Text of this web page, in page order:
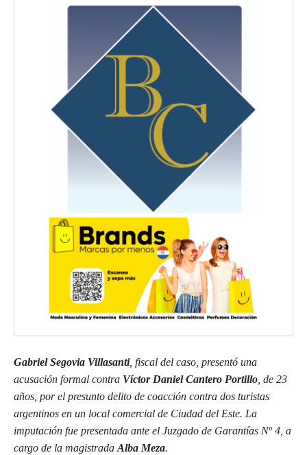
Gabriel Segovia Villasanti, fiscal del caso, presentó una
acusación formal contra Víctor Daniel Cantero Portillo, de 23
años, por el presunto delito de coacción contra dos turistas
argentinos en un local comercial de Ciudad del Este. La
imputación fue presentada ante el Juzgado de Garantías Nº 4, a
cargo de la magistradaAlba Meza.